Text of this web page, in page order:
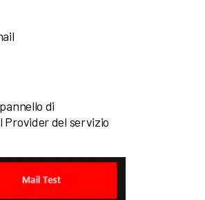
di
del servizio